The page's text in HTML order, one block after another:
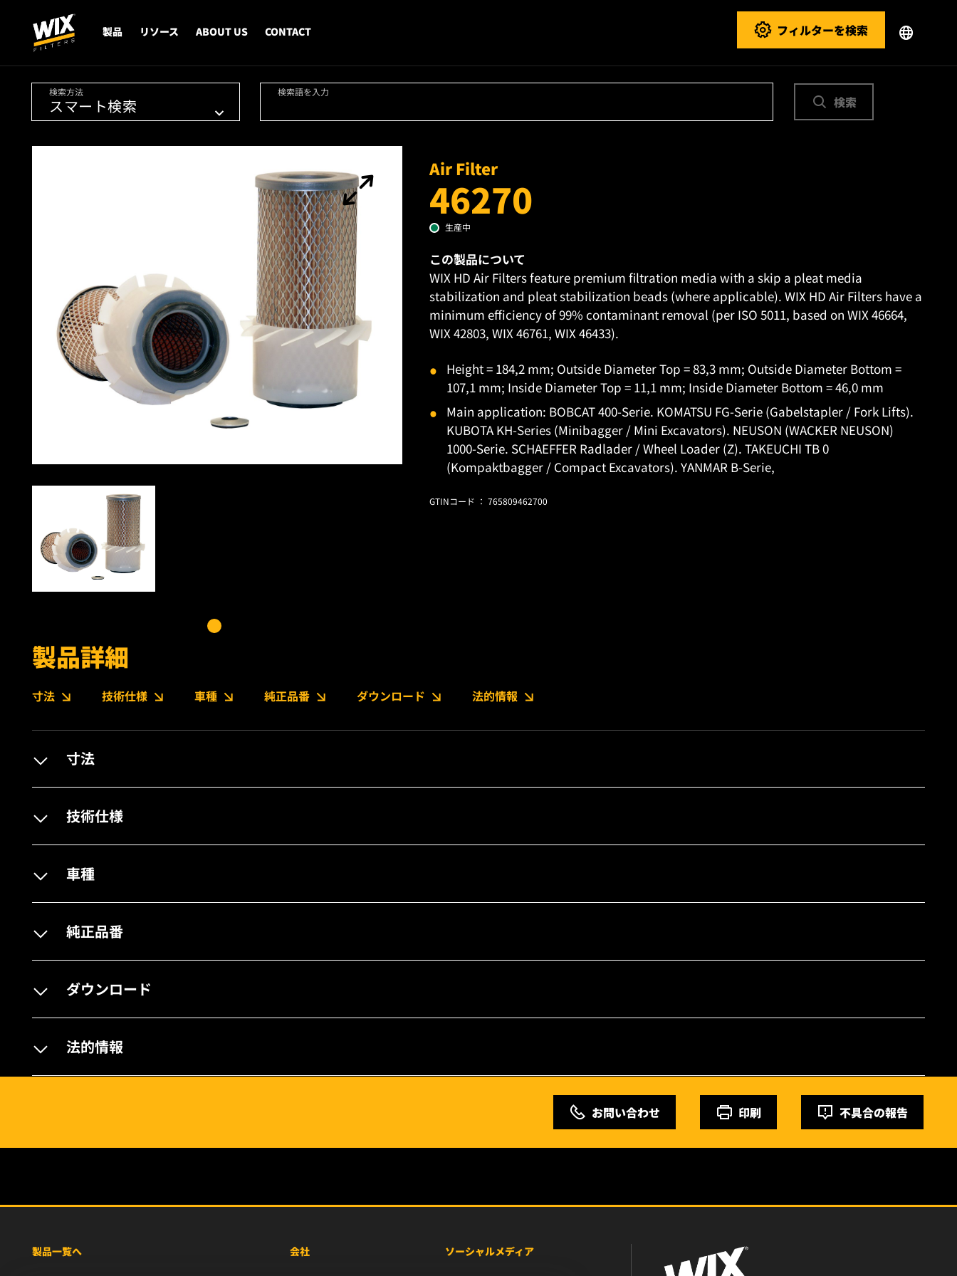
製品 リソース ABOUT US CONTACT フィルターを検索
検索方法 検索語を入力
検索
Air Filter
46270
生産中
この製品について
WIX HD Air Filters feature premium filtration media with a skip a pleat media
stabilization and pleat stabilization beads (where applicable). WIX HD Air Filters have a
minimum efficiency of 99% contaminant removal (per ISO 5011, based on WIX 46664,
WIX 42803, WIX 46761, WIX 46433).
Height = 184,2 mm; Outside Diameter Top = 83,3 mm; Outside Diameter Bottom =
107,1 mm; Inside Diameter Top = 11,1 mm; Inside Diameter Bottom = 46,0 mm
Main application: BOBCAT 400-Serie. KOMATSU FG-Serie (Gabelstapler / Fork Lifts).
KUBOTA KH-Series (Minibagger / Mini Excavators). NEUSON (WACKER NEUSON)
1000-Serie. SCHAEFFER Radlader / Wheel Loader (Z). TAKEUCHI TB 0
(Kompaktbagger / Compact Excavators). YANMAR B-Serie,
GTINコード ： 765809462700
製品詳細
寸法 技術仕様 車種 純正品番 ダウンロード 法的情報
寸法
技術仕様
車種
純正品番
ダウンロード
法的情報
お問い合わせ 印刷 不具合の報告
製品一覧へ 会社 ソーシャルメディア